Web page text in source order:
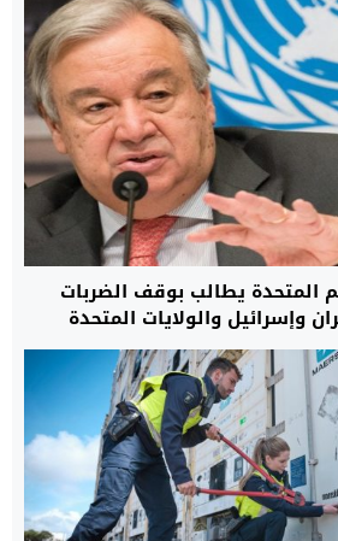
المتحدة يطالب بوقف الضربات
وإسرائيل والولايات المتحدة